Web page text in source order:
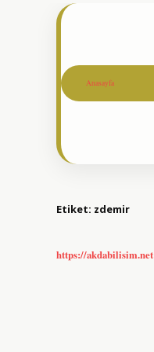
Anasayfa
Etiket: zdemir
https://akdabilisim.net